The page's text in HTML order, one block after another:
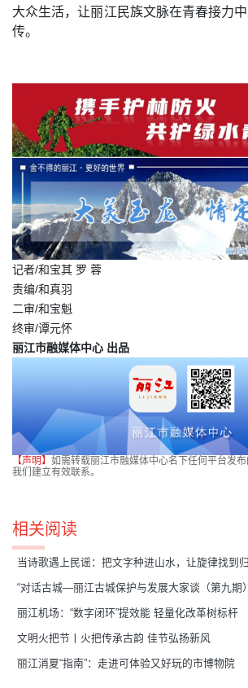
大众生活，让丽江民族文脉在青春接力
传。
记者/和宝其 罗 蓉
责编/和真羽
二审/和宝魁
终审/谭元怀
丽江市融媒体中心 出品
【声明】 如需转载丽江市融媒体中心名下任何平台发
我们建立有效联系。
相关阅读
当诗歌遇上民谣：把文字种进山水，让旋律找到
“对话古城—丽江古城保护与发展大家谈（第九期
丽江机场：“数字闭环”提效能 轻量化改革树标杆
文明火把节丨火把传承古韵 佳节弘扬新风
丽江消夏“指南”：走进可体验又好玩的市博物院